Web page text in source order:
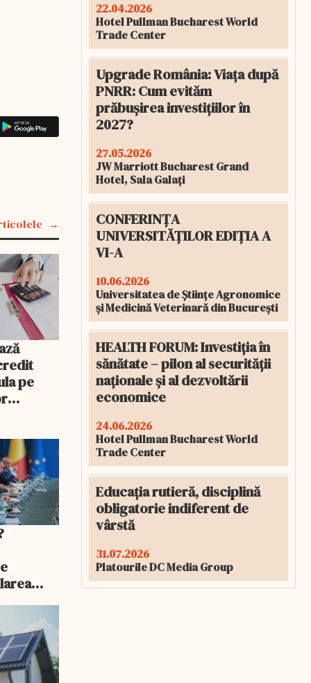
pe
să o
22.04.2026
Hotel Pullman Bucharest World
Trade Center
Upgrade România: Viața după
PNRR: Cum evităm
prăbușirea investițiilor în
2027?
27.05.2026
JW Marriott Bucharest Grand
Hotel, Sala Galați
CONFERINȚA
UNIVERSITĂȚILOR EDIȚIA A
VI-A
10.06.2026
Universitatea de Științe Agronomice
și Medicină Veterinară din București
HEALTH FORUM: Investiția în
sănătate – pilon al securității
naționale și al dezvoltării
economice
24.06.2026
Hotel Pullman Bucharest World
Trade Center
Educația rutieră, disciplină
obligatorie indiferent de
vârstă
31.07.2026
Platourile DC Media Group